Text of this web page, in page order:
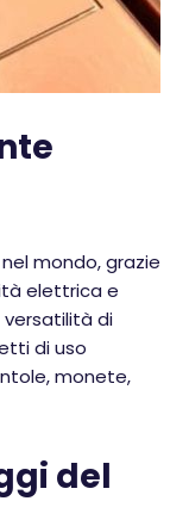
mondo, grazie
elettrica e
versatilità di
di uso
monete,
del